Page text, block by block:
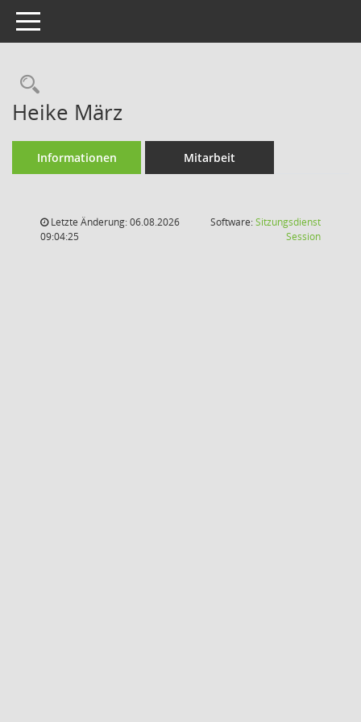
Toggle navigation
Rechercheauswahl
Heike März
Informationen Mitarbeit
Letzte Änderung: 06.08.2026
09:04:25
Software:Sitzungsdienst
Session(Wird in